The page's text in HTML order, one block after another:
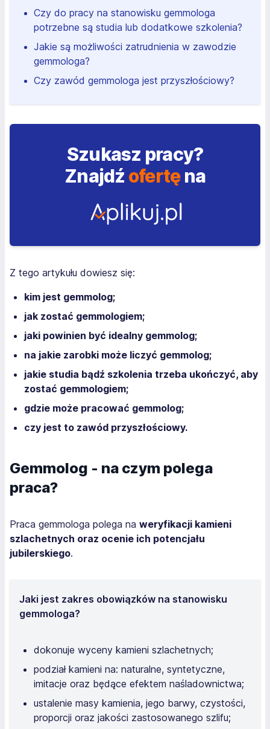
Czy do pracy na stanowisku gemmologa
potrzebne są studia lub dodatkowe szkolenia?
Jakie są możliwości zatrudnienia w zawodzie
gemmologa?
Czy zawód gemmologa jest przyszłościowy?
Szukasz pracy?
Znajdź ofertęna
Z tego artykułu dowiesz się:
kim jest gemmolog;
jak zostać gemmologiem;
jaki powinien być idealny gemmolog;
na jakie zarobki może liczyć gemmolog;
jakie studia bądź szkolenia trzeba ukończyć, aby
zostać gemmologiem;
gdzie może pracować gemmolog;
czy jest to zawód przyszłościowy.
Gemmolog - na czym polega
praca?
Praca gemmologa polega na weryfikacji kamieni
szlachetnych oraz ocenie ich potencjału
jubilerskiego.
Jaki jest zakres obowiązków na stanowisku
gemmologa?
dokonuje wyceny kamieni szlachetnych;
podział kamieni na: naturalne, syntetyczne,
imitacje oraz będące efektem naśladownictwa;
ustalenie masy kamienia, jego barwy, czystości,
proporcji oraz jakości zastosowanego szlifu;